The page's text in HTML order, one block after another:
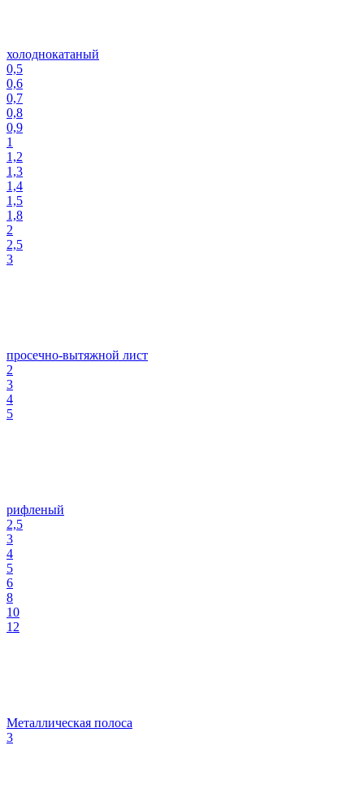
холоднокатаный
0,5
0,6
0,7
0,8
0,9
1
1,2
1,3
1,4
1,5
1,8
2
2,5
3
просечно-вытяжной лист
2
3
4
5
рифленый
2,5
3
4
5
6
8
10
12
Металлическая полоса
3